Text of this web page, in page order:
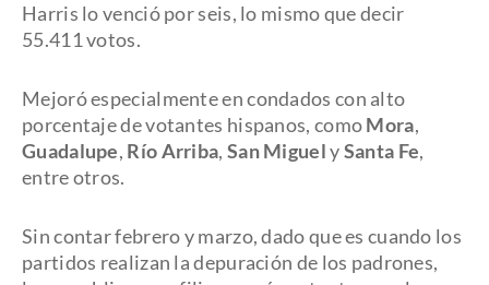
Harris lo venció por seis, lo mismo que decir
55.411 votos.
Mejoró especialmente en condados con alto
porcentaje de votantes hispanos, comoMora,
Guadalupe, Río Arriba, San MiguelySanta Fe,
entre otros.
Sin contar febrero y marzo, dado que es cuando los
partidos realizan la depuración de los padrones,